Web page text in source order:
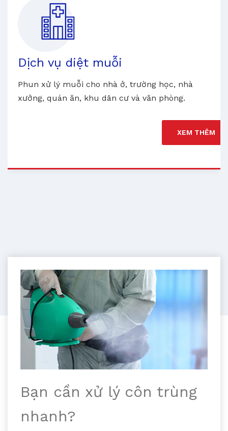
Dịch vụ diệt muỗi
Phun xử lý muỗi cho nhà ở, trường học, nhà
xưởng, quán ăn, khu dân cư và văn phòng.
XEM THÊM
Bạn cần xử lý côn trùng
nhanh?